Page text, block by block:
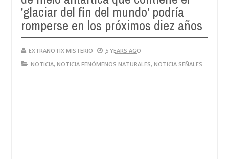
'glaciar del fin del mundo' podría
romperse en los próximos diez años
EXTRANOTIX MISTERIO
5 YEARS AGO
NOTICIA, NOTICIA FENÓMENOS NATURALES, NOTICIA SEÑALES